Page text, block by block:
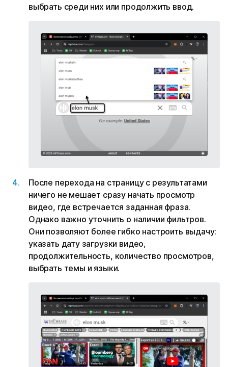
выбрать среди них или продолжить ввод.
После перехода на страницу с результатами
ничего не мешает сразу начать просмотр
видео, где встречается заданная фраза.
Однако важно уточнить о наличии фильтров.
Они позволяют более гибко настроить выдачу:
указать дату загрузки видео,
продолжительность, количество просмотров,
выбрать темы и языки.